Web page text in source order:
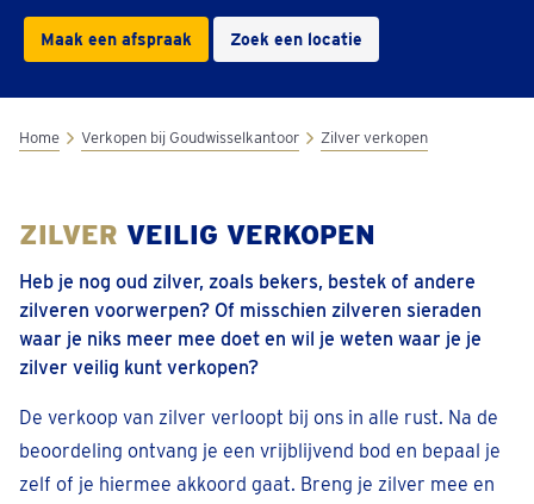
Maak een afspraak Zoek een locatie
Home Verkopen bij Goudwisselkantoor Zilver verkopen
ZILVER VEILIG VERKOPEN
Heb je nog oud zilver, zoals bekers, bestek of andere
zilveren voorwerpen? Of misschien zilveren sieraden
waar je niks meer mee doet en wil je weten waar je je
zilver veilig kunt verkopen?
De verkoop van zilver verloopt bij ons in alle rust. Na de
beoordeling ontvang je een vrijblijvend bod en bepaal je
zelf of je hiermee akkoord gaat. Breng je zilver mee en